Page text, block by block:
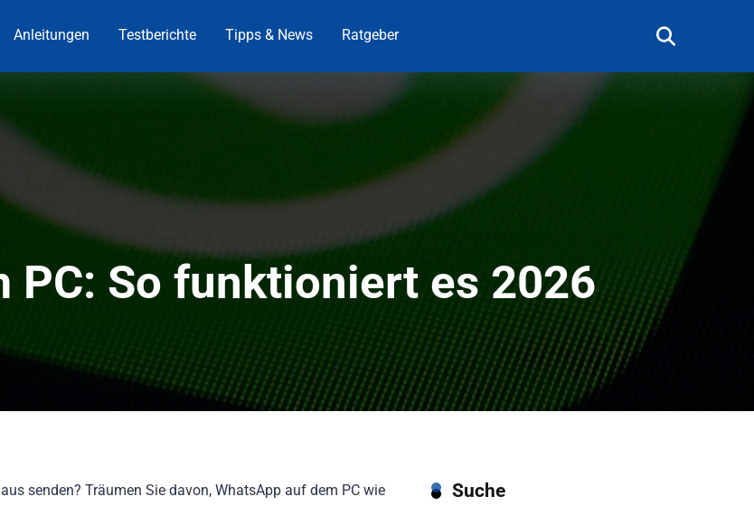
Anleitungen Testberichte Tipps & News Ratgeber
PC: So funktioniert es 2026
senden? Träumen Sie davon, WhatsApp auf dem PC wie
Suche